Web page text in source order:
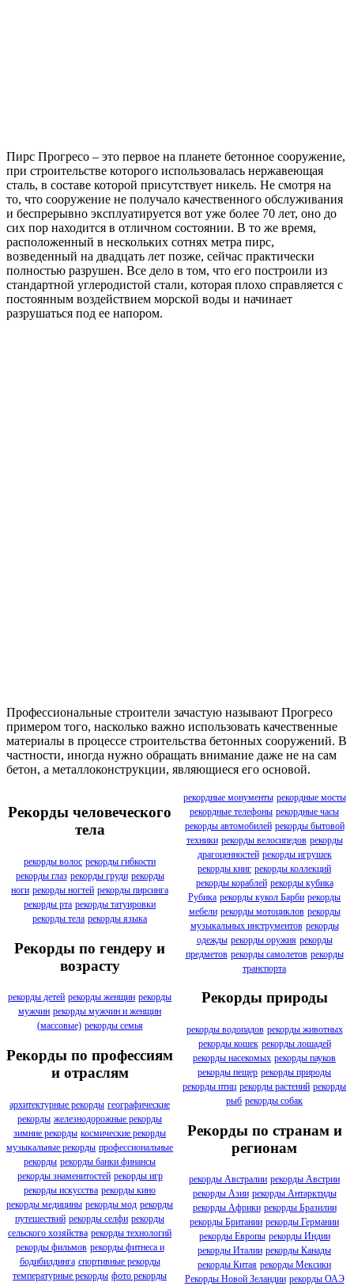
Пирс Прогресо – это первое на планете бетонное сооружение,
при строительстве которого использовалась нержавеющая
сталь, в составе которой присутствует никель. Не смотря на
то, что сооружение не получало качественного обслуживания
и беспрерывно эксплуатируется вот уже более 70 лет, оно до
сих пор находится в отличном состоянии. В то же время,
расположенный в нескольких сотнях метра пирс,
возведенный на двадцать лет позже, сейчас практически
полностью разрушен. Все дело в том, что его построили из
стандартной углеродистой стали, которая плохо справляется с
постоянным воздействием морской воды и начинает
разрушаться под ее напором.
Профессиональные строители зачастую называют Прогресо
примером того, насколько важно использовать качественные
материалы в процессе строительства бетонных сооружений. В
частности, иногда нужно обращать внимание даже не на сам
бетон, а металлоконструкции, являющиеся его основой.
Рекорды человеческого
тела
рекорды волос рекорды гибкости
рекорды глаз рекорды груди рекорды
ноги рекорды ногтей рекорды пирсинга
рекорды рта рекорды татуировки
рекорды тела рекорды языка
Рекорды по гендеру и
возрасту
рекорды детей рекорды женщин рекорды
мужчин рекорды мужчин и женщин
(массовые) рекорды семья
Рекорды по профессиям
и отраслям
архитектурные рекорды географические
рекорды железнодорожные рекорды
зимние рекорды космические рекорды
музыкальные рекорды профессиональные
рекорды рекорды банки финансы
рекорды знаменитостей рекорды игр
рекорды искусства рекорды кино
рекорды медицины рекорды мод рекорды
путешествий рекорды селфи рекорды
сельского хозяйства рекорды технологий
рекорды фильмов рекорды фитнеса и
бодибилдинга спортивные рекорды
температурные рекорды фото рекорды
рекордные монументы рекордные мосты
рекордные телефоны рекордные часы
рекорды автомобилей рекорды бытовой
техники рекорды велосипедов рекорды
драгоценностей рекорды игрушек
рекорды книг рекорды коллекций
рекорды кораблей рекорды кубика
Рубика рекорды кукол Барби рекорды
мебели рекорды мотоциклов рекорды
музыкальных инструментов рекорды
одежды рекорды оружия рекорды
предметов рекорды самолетов рекорды
транспорта
Рекорды природы
рекорды водопадов рекорды животных
рекорды кошек рекорды лошадей
рекорды насекомых рекорды пауков
рекорды пещер рекорды природы
рекорды птиц рекорды растений рекорды
рыб рекорды собак
Рекорды по странам и
регионам
рекорды Австралии рекорды Австрии
рекорды Азии рекорды Антарктиды
рекорды Африки рекорды Бразилии
рекорды Британии рекорды Германии
рекорды Европы рекорды Индии
рекорды Италии рекорды Канады
рекорды Китая рекорды Мексики
Рекорды Новой Зеландии рекорды ОАЭ